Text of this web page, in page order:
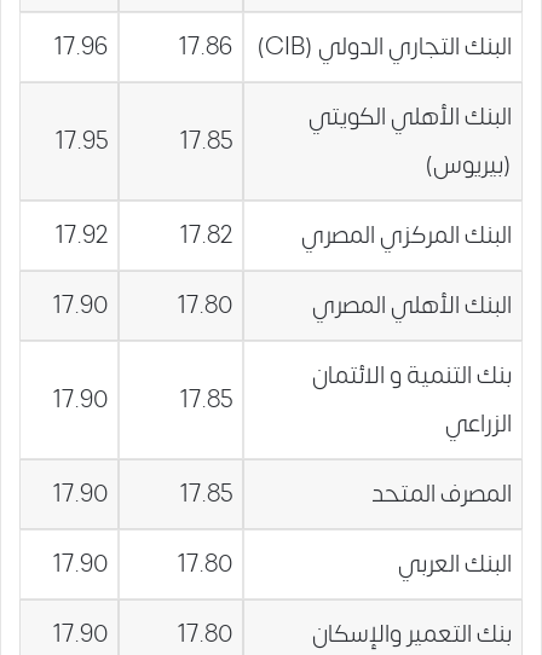
البنك التجاري الدولي (CIB) 17.86
17.96
البنك الأهلي الكويتي
(بيريوس)
17.85
17.95
البنك المركزي المصري 17.82
17.92
البنك الأهلي المصري
17.80
17.90
بنك التنمية و الائتمان
الزراعي
17.85
17.90
المصرف المتحد 17.85
17.90
البنك العربي
17.80
17.90
بنك التعمير والإسكان
17.80
17.90